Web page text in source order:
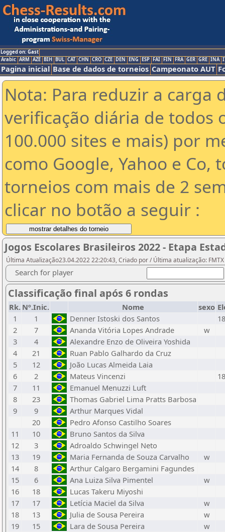
Logged on: Gast
Arabic ARM AZE BIH BUL CAT CHN CRO CZE DEN ENG ESP FAI FIN FRA GER GRE INA
Pagina inicial Base de dados de torneios Campeonato AUT
Nota: Para reduzir a carga
verificação diária de todos
100.000 sites e mais) por
como Google, Yahoo e Co,
torneios com mais de 2
clicar no botão a seguir :
Jogos Escolares Brasileiros 2022 - Etapa
Última Atualização23.04.2022 22:20:43, Criado por / Última atualização: FMTX
Search for player
Classificação final após 6 rondas
Rk. Nº.Inic. Nome sexo
1
1 Denner Istoski dos Santos
2
7 Ananda Vitória Lopes Andrade
w
3
4
Alexandre Enzo de Oliveira Yoshida
4
21
Ruan Pablo Galhardo da Cruz
5
12
João Lucas Almeida Laia
6
2 Mateus Vincenzi
7
11
Emanuel Menuzzi Luft
8
23
Thomas Gabriel Lima Pratts Barbosa
9
9
Arthur Marques Vidal
20
Pedro Afonso Castilho Soares
11
10
Bruno Santos da Silva
12
3
Adroaldo Schwingel Neto
13
19 Maria Fernanda de Souza Carvalho
w
14
8
Arthur Calgaro Bergamini Fagundes
15
6 Ana Luiza Silva Pimentel
w
16
18
Lucas Takeru Miyoshi
17
17 Letícia Maciel da Silva
w
18
13 Julia de Sousa Pereira
w
19
15 Lara de Sousa Pereira
w